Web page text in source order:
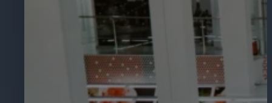
Assicura la sicurezza di scuole,
apprendimento, nel rispetto della